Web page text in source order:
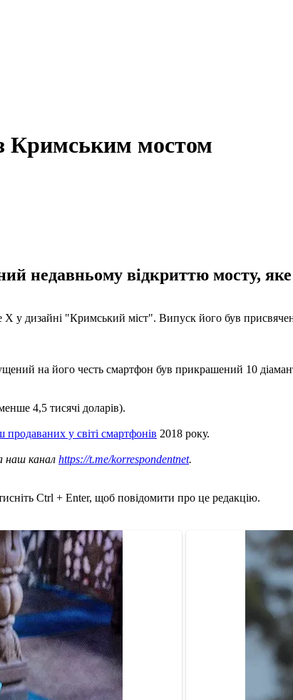
Кримським мостом
недавньому відкриттю мосту, яке
у дизайні "Кримський міст". Випуск його був
на його честь смартфон був прикрашений 10
4,5 тисячі доларів).
продаваних у світі смартфонів 2018 року.
наш канал https://t.me/korrespondentnet.
Ctrl + Enter, щоб повідомити про це редакцію.